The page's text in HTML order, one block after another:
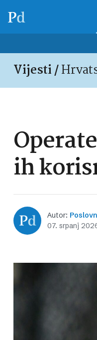
Vijesti /
ih
Autor:
07. srpanj